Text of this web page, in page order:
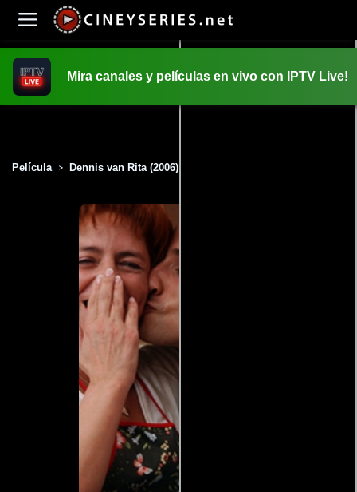
Mira canales y películas en vivo con IPTV Live!
Película > Dennis van Rita (2006)